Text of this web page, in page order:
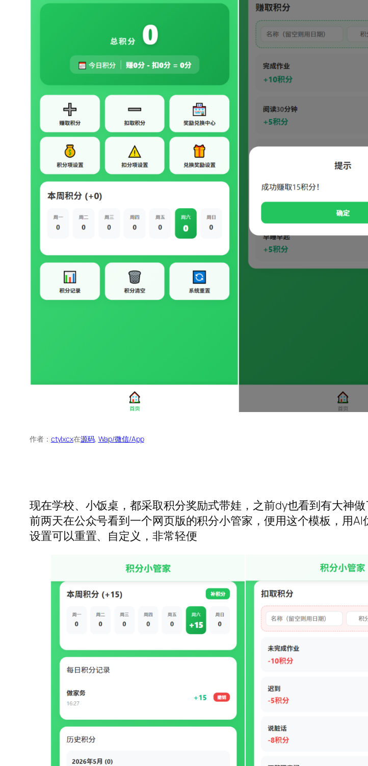
作者： ctylxcx在源码, Wap/微信/App
现在学校、小饭桌，都采取积分奖励式带娃，之前dy也看到有大神做
前两天在公众号看到一个网页版的积分小管家，便用这个模板，用
设置可以重置、自定义，非常轻便